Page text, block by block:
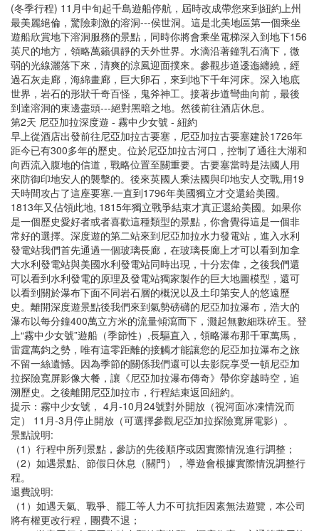
(冬季行程) 11月中旬起千島遊船停航，屆時改成帶您來到紐約上州
最美麗絕倫，驚險刺激的溶洞---侯世洞。這是北美地區第一個乘坐
遊船欣賞地下溶洞服務的景點，同時你將會乘坐電梯深入到地下156
英尺的地方，領略萬籟俱靜的天外世界。水滴沿著鐘乳石滴下，微
弱的光線灑落下來，清爽的涼風迎面撲來。參觀步道逶迤纏繞，經
過石灰走廊，海綿畫廊，巨大卵石，來到地下千年河床。深入地底
世界，岩石的形狀千奇百怪，鬼斧神工。接著步道彎曲向前，最後
到達溶洞的東邊盡頭---絕對黑暗之地。然後前往酒店休息。
第2天 尼亞加拉深度遊 - 霧中少女號 - 紐約
早上從酒店出發前往尼亞加拉古要塞，尼亞加拉古要塞建於1726年
距今已有300多年的歷史。位於尼亞加拉古河口，控制了通往大湖和
向西流入腹地的信道，戰略位置至關重要。古要塞當時是法國人用
來防御印地安人的襲擊的。後來英國人乘法國與印地安人交戰,用19
天時間攻占了這座要塞.一直到1796年美國獨立才交還給美國。
1813年又佔領此地, 1815年獨立戰爭結束才真正還給美國。如果你
是一個歷史愛好者或者喜歡這種類型的景點，你會覺得這是一個非
常好的選擇。深度遊的第二站來到尼亞加拉水力發電站，進入水利
發電站我們首先通過一個玻璃長廊，在玻璃長廊上才可以看到加拿
大水利發電站與美國水利發電站同時出現，十分宏偉，之後我們還
可以看到水利發電的原理及發電站獨家製作的巨大地圖模型，還可
以看到關於瀑布下面不同岩石層的概況以及土印第安人的悠遠歷
史。離開深度遊景點後我們來到氣勢磅礴的尼亞加拉瀑布，浩大的
瀑布以每分鐘400萬立方米的流量傾瀉而下，濺起無數細珠碎玉。登
上“霧中少女號”遊船（季節性）,長驅直入，領略瀑布那千軍萬馬，
雷霆萬鈞之勢，唯有這零距離的接觸才能讓您的尼亞加拉瀑布之旅
不留一絲遺憾。因為季節的關係我們還可以去影院享受一頓尼亞加
拉探險寬屏影像大餐，讓《尼亞加拉瀑布傳奇》帶你穿越時空，追
溯歷史。之後離開尼亞加拉市，行程結束返回紐約。
提示：霧中少女號， 4月-10月24號對外開放（視河面冰凍情況而
定） 11月-3月停止開放（可選擇參觀尼亞加拉探險寬屏電影）。
景點說明:
（1）行程中所列景點，參訪的先後順序或因實際情況進行調整；
（2）如遇景點、節假日休息（關門），導遊會根據實際情況調整行
程。
退費說明:
（1）如遇天氣、戰爭、罷工等人力不可抗拒因素無法遊覽​​，本公司
將有權更改行程，團費不退；